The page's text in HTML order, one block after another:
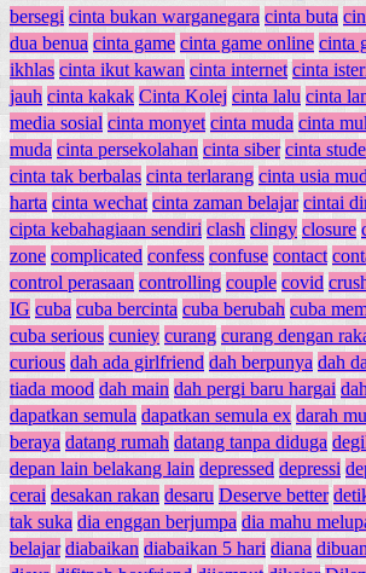
bersegi cinta bukan warganegara cinta buta
dua benua cinta game cinta game online cinta
ikhlas cinta ikut kawan cinta internet cinta
jauh cinta kakak Cinta Kolej cinta lalu cinta
media sosial cinta monyet cinta muda cinta
muda cinta persekolahan cinta siber cinta
cinta tak berbalas cinta terlarang cinta usia
harta cinta wechat cinta zaman belajar cintai
cipta kebahagiaan sendiri clash clingy closure
zone complicated confess confuse contact
control perasaan controlling couple covid
IG cuba cuba bercinta cuba berubah cuba
cuba serious cuniey curang curang dengan
curious dah ada girlfriend dah berpunya dah
tiada mood dah main dah pergi baru hargai
dapatkan semula dapatkan semula ex darah
beraya datang rumah datang tanpa diduga
depan lain belakang lain depressed depressi
cerai desakan rakan desaru Deserve better
tak suka dia enggan berjumpa dia mahu
belajar diabaikan diabaikan 5 hari diana